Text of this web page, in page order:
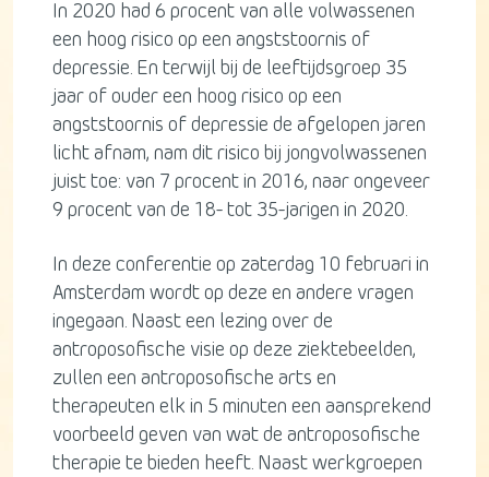
In 2020 had 6 procent van alle volwassenen
een hoog risico op een angststoornis of
depressie. En terwijl bij de leeftijdsgroep 35
jaar of ouder een hoog risico op een
angststoornis of depressie de afgelopen jaren
licht afnam, nam dit risico bij jongvolwassenen
juist toe: van 7 procent in 2016, naar ongeveer
9 procent van de 18- tot 35-jarigen in 2020.
In deze conferentie op zaterdag 10 februari in
Amsterdam wordt op deze en andere vragen
ingegaan. Naast een lezing over de
antroposofische visie op deze ziektebeelden,
zullen een antroposofische arts en
therapeuten elk in 5 minuten een aansprekend
voorbeeld geven van wat de antroposofische
therapie te bieden heeft. Naast werkgroepen